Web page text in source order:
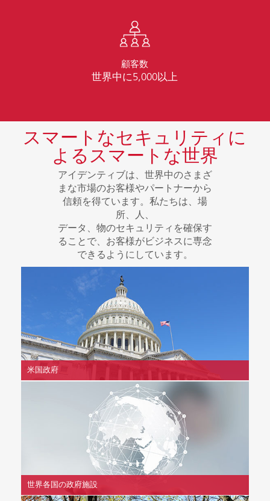
顧客数
世界中に5,000以上
スマートなセキュリティに
よるスマートな世界
アイデンティブは、世界中のさまざ
まな市場のお客様やパートナーから
信頼を得ています。私たちは、場
所、人、
データ、物のセキュリティを確保す
ることで、お客様がビジネスに専念
できるようにしています。
米国政府
世界各国の政府施設